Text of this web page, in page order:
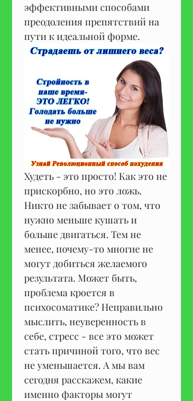
эффективными способами
преодоления препятствий на
пути к идеальной форме.
Худеть - это просто! Как это не
прискорбно, но это ложь.
Никто не забывает о том, что
нужно меньше кушать и
больше двигаться. Тем не
менее, почему-то многие не
могут добиться желаемого
результата. Может быть,
проблема кроется в
психосоматике? Неправильно
мыслить, неуверенность в
себе, стресс - все это может
стать причиной того, что вес
не уменьшается. А мы вам
сегодня расскажем, какие
именно факторы могут